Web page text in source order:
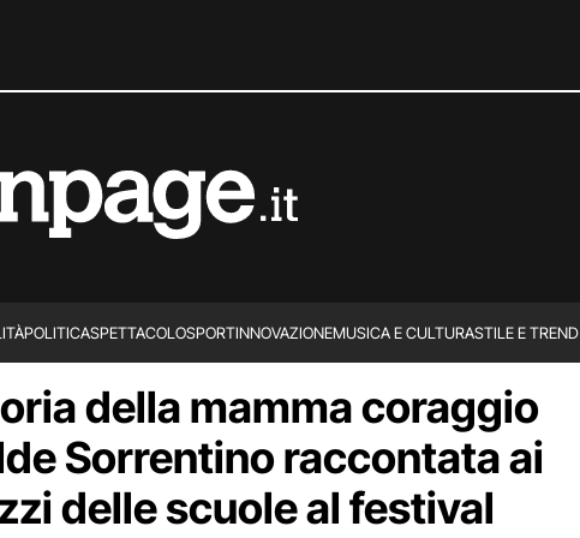
POLITICASPETTACOLOSPORTINNOVAZIONEMUSICA E CULTURASTILE E TREND
della mamma coraggio
Sorrentino raccontata ai
delle scuole al festival